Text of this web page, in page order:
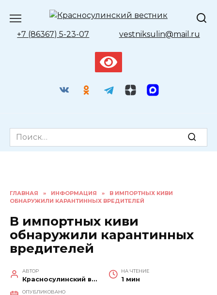
содержанию
+7 (86367) 5-23-07 vestniksulin@mail.ru
Search
for:
ГЛАВНАЯ » ИНФОРМАЦИЯ »
В ИМПОРТНЫХ КИВИ
ОБНАРУЖИЛИ КАРАНТИННЫХ ВРЕДИТЕЛЕЙ
В импортных киви
обнаружили карантинных
вредителей
АВТОР
Красносулинский вестник
НА ЧТЕНИЕ
1 мин
ОПУБЛИКОВАНО